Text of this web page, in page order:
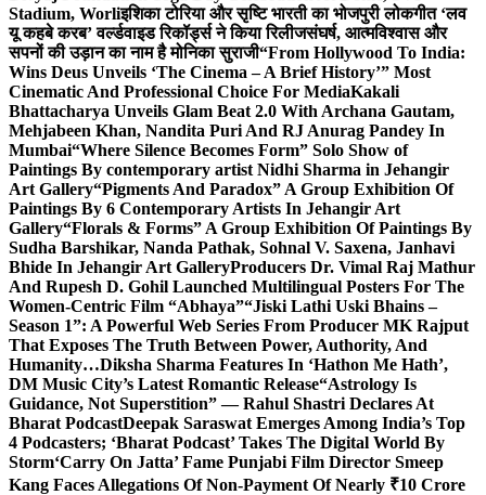
Stadium, Worliइशिका टोरिया और सृष्टि भारती का भोजपुरी लोकगीत ‘लव
यू कहबे करब’ वर्ल्डवाइड रिकॉर्ड्स ने किया रिलीजसंघर्ष, आत्मविश्वास और
सपनों की उड़ान का नाम है मोनिका सुराजी“From Hollywood To India:
Wins Deus Unveils ‘The Cinema – A Brief History’” Most
Cinematic And Professional Choice For MediaKakali
Bhattacharya Unveils Glam Beat 2.0 With Archana Gautam,
Mehjabeen Khan, Nandita Puri And RJ Anurag Pandey In
Mumbai“Where Silence Becomes Form” Solo Show of
Paintings By contemporary artist Nidhi Sharma in Jehangir
Art Gallery“Pigments And Paradox” A Group Exhibition Of
Paintings By 6 Contemporary Artists In Jehangir Art
Gallery“Florals & Forms” A Group Exhibition Of Paintings By
Sudha Barshikar, Nanda Pathak, Sohnal V. Saxena, Janhavi
Bhide In Jehangir Art GalleryProducers Dr. Vimal Raj Mathur
And Rupesh D. Gohil Launched Multilingual Posters For The
Women-Centric Film “Abhaya”“Jiski Lathi Uski Bhains –
Season 1”: A Powerful Web Series From Producer MK Rajput
That Exposes The Truth Between Power, Authority, And
Humanity…Diksha Sharma Features In ‘Hathon Me Hath’,
DM Music City’s Latest Romantic Release“Astrology Is
Guidance, Not Superstition” — Rahul Shastri Declares At
Bharat PodcastDeepak Saraswat Emerges Among India’s Top
4 Podcasters; ‘Bharat Podcast’ Takes The Digital World By
Storm‘Carry On Jatta’ Fame Punjabi Film Director Smeep
Kang Faces Allegations Of Non-Payment Of Nearly ₹10 Crore